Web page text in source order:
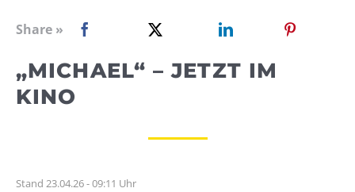
WEBRADIO
Share »
„MICHAEL“ – JETZT IM
KINO
Stand 23.04.26 - 09:11 Uhr